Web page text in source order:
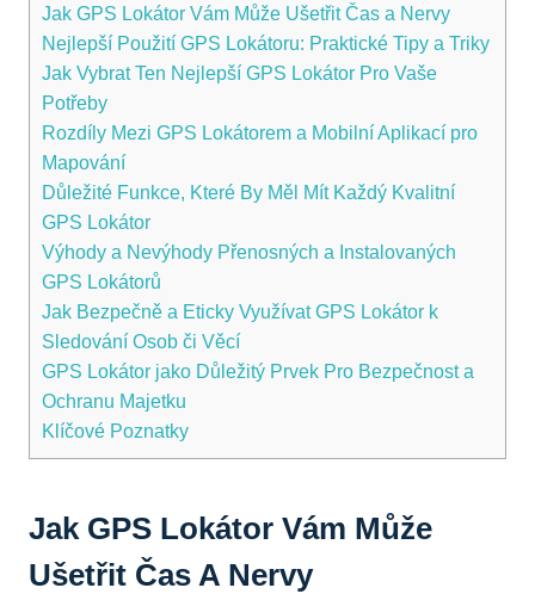
Jak GPS Lokátor Vám⁢ Může Ušetřit Čas a​ Nervy
Nejlepší Použití GPS Lokátoru: ‌Praktické Tipy a Triky
Jak Vybrat Ten ‍Nejlepší GPS Lokátor Pro‍ Vaše
Potřeby
Rozdíly Mezi⁢ GPS ⁤Lokátorem⁣ a Mobilní Aplikací ​pro
Mapování
Důležité ⁣Funkce,⁢ Které By Měl Mít Každý Kvalitní
GPS Lokátor
Výhody a Nevýhody Přenosných a Instalovaných
GPS Lokátorů
Jak Bezpečně a Eticky Využívat GPS Lokátor⁢ k
Sledování Osob či Věcí
GPS Lokátor jako Důležitý Prvek Pro Bezpečnost a
Ochranu Majetku
Klíčové Poznatky
Jak GPS Lokátor Vám⁢ Může
Ušetřit Čas A​ Nervy